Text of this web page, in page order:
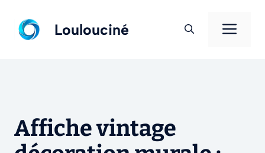
contenu
Loulouciné
Affiche vintage